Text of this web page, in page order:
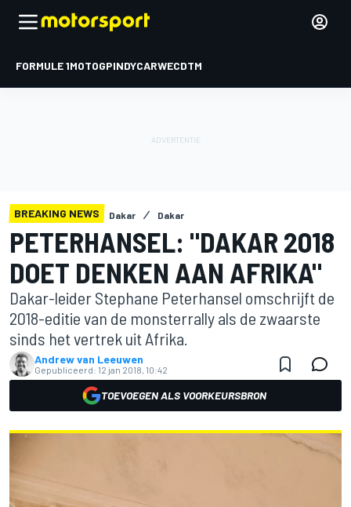
FORMULE 1MOTOGPINDYCARWECDTM
BREAKING NEWS Dakar Dakar
PETERHANSEL: "DAKAR 2018
DOET DENKEN AAN AFRIKA"
Dakar-leider Stephane Peterhansel omschrijft de
2018-editie van de monsterrally als de zwaarste
sinds het vertrek uit Afrika.
Andrew van Leeuwen
Gepubliceerd: 12 jan 2018, 10:42
TOEVOEGEN ALS VOORKEURSBRON